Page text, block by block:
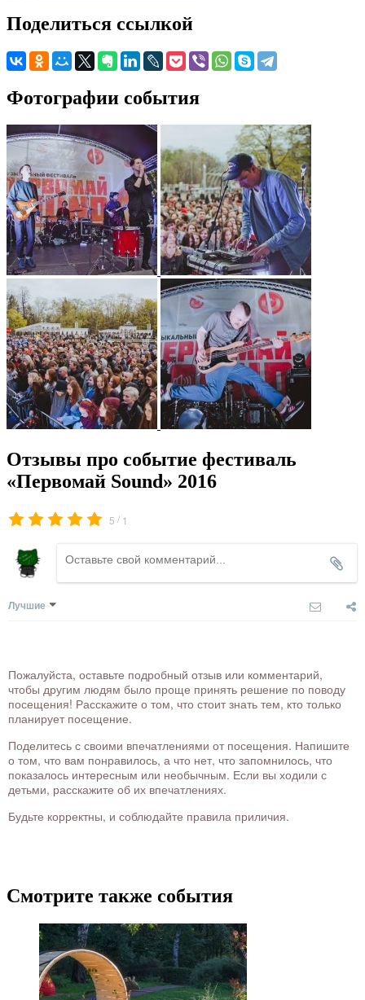
Поделиться ссылкой
Фотографии события
Отзывы про событие фестиваль
«Первомай Sound» 2016
5 / 1
Лучшие
Пожалуйста, оставьте подробный отзыв или комментарий,
чтобы другим людям было проще принять решение по поводу
посещения! Расскажите о том, что стоит знать тем, кто только
планирует посещение.
Поделитесь с своими впечатлениями от посещения. Напишите
о том, что вам понравилось, а что нет, что запомнилось, что
показалось интересным или необычным. Если вы ходили с
детьми, расскажите об их впечатлениях.
Будьте корректны, и соблюдайте правила приличия.
Смотрите также события